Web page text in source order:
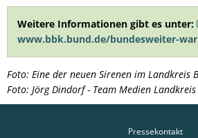
Weitere Informationen gibt es unter:
www.bbk.bund.de/bundesweiter-
Foto: Eine der neuen Sirenen im Landkreis
Foto: Jörg Dindorf - Team Medien
Pressekontakt